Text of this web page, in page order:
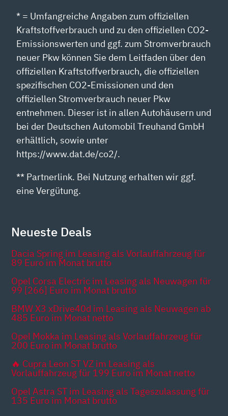
* = Umfangreiche Angaben zum offiziellen
Kraftstoffverbrauch und zu den offiziellen CO2-
Emissionswerten und ggf. zum Stromverbrauch
neuer Pkw können Sie dem Leitfaden über den
offiziellen Kraftstoffverbrauch, die offiziellen
spezifischen CO2-Emissionen und den
offiziellen Stromverbrauch neuer Pkw
entnehmen. Dieser ist in allen Autohäusern und
bei der Deutschen Automobil Treuhand GmbH
erhältlich, sowie unter
https://www.dat.de/co2/.
** Partnerlink. Bei Nutzung erhalten wir ggf.
eine Vergütung.
Neueste Deals
Dacia Spring im Leasing als Vorlauffahrzeug für
89 Euro im Monat brutto
Opel Corsa Electric im Leasing als Neuwagen für
99 [266] Euro im Monat brutto
BMW X3 xDrive40d im Leasing als Neuwagen ab
485 Euro im Monat netto
Opel Mokka im Leasing als Vorlauffahrzeug für
200 Euro im Monat brutto
🔥 Cupra Leon ST VZ im Leasing als
Vorlauffahrzeug für 199 Euro im Monat netto
Opel Astra ST im Leasing als Tageszulassung für
135 Euro im Monat brutto